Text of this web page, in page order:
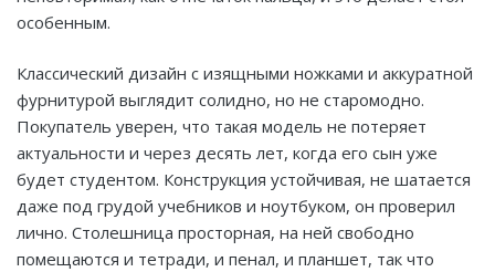
особенным.
Классический дизайн с изящными ножками и аккуратной
фурнитурой выглядит солидно, но не старомодно.
Покупатель уверен, что такая модель не потеряет
актуальности и через десять лет, когда его сын уже
будет студентом. Конструкция устойчивая, не шатается
даже под грудой учебников и ноутбуком, он проверил
лично. Столешница просторная, на ней свободно
помещаются и тетради, и пенал, и планшет, так что